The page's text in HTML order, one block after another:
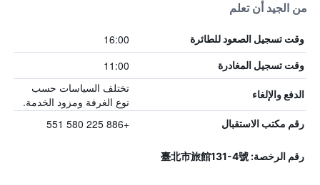
من الجيد أن تعلم
وقت تسجيل الصعود للطائرة 16:00
وقت تسجيل المغادرة 11:00
الدفع والإلغاء
تختلف السياسات حسب
نوع الغرفة ومزود الخدمة.
رقم مكتب الاستقبال +886 225 580 551
رقم الرخصة: 臺北市旅館131-4號